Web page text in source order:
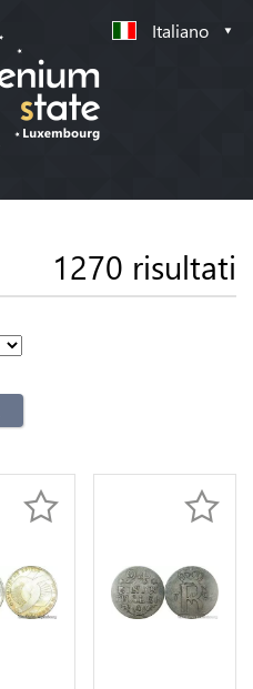
Italiano
1270 risultati